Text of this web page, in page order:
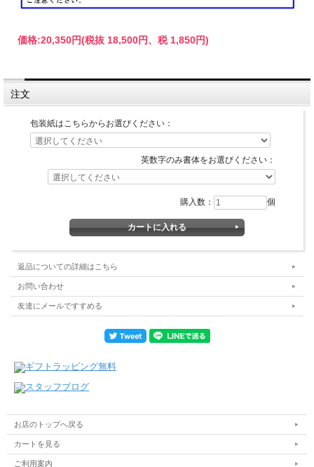
価格:20,350円(税抜 18,500円、税 1,850円)
注文
包装紙はこちらからお選びください：
英数字のみ書体をお選びください：
購入数： 個
返品についての詳細はこちら
お問い合わせ
友達にメールですすめる
お店のトップへ戻る
カートを見る
ご利用案内